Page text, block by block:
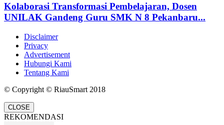
Kolaborasi Transformasi Pembelajaran, Dosen
UNILAK Gandeng Guru SMK N 8 Pekanbaru...
Disclaimer
Privacy
Advertisement
Hubungi Kami
Tentang Kami
© Copyright © RiauSmart 2018
CLOSE
REKOMENDASI